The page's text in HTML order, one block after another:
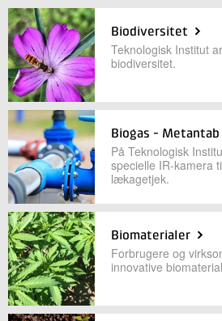
Teknologisk Instituts
+45 72 20 20 00
Send e-mail
Kontakt os
Biodiversitet
Teknologisk Institut
biodiversitet.
Biogas - Metantab
På Teknologisk
specielle IR-kamera
lækagetjek.
Biomaterialer
Forbrugere og
innovative